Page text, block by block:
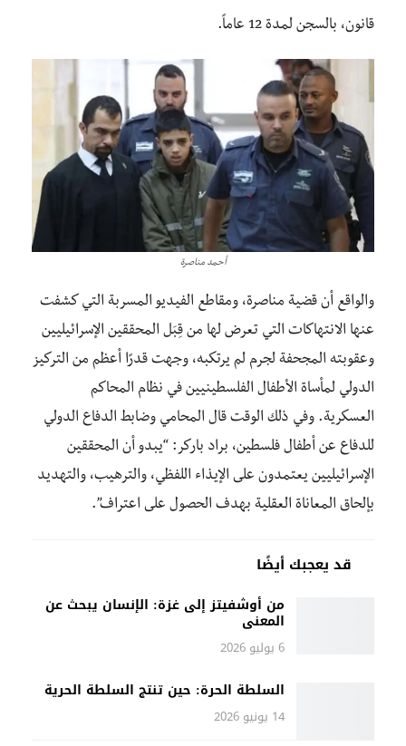
قانون، بالسجن لمدة 12 عاماً.
أحمد مناصرة
والواقع أن قضية مناصرة، ومقاطع الفيديو المسربة التي كشفت
عنها الانتهاكات التي تعرض لها من قِبَل المحققين الإسرائيليين
وعقوبته المجحفة لجرم لم يرتكبه، وجهت قدرًا أعظم من التركيز
الدولي لمأساة الأطفال الفلسطينيين في نظام المحاكم
العسكرية. وفي ذلك الوقت قال المحامي وضابط الدفاع الدولي
للدفاع عن أطفال فلسطين، براد باركر: “يبدو أن المحققين
الإسرائيليين يعتمدون على الإيذاء اللفظي، والترهيب، والتهديد
بإلحاق المعاناة العقلية بهدف الحصول على اعتراف”.
قد يعجبك أيضًا
من أوشفيتز إلى غزة: الإنسان يبحث عن
المعنى
6 يوليو 2026
السلطة الحرة: حين تنتج السلطة الحرية
14 يونيو 2026